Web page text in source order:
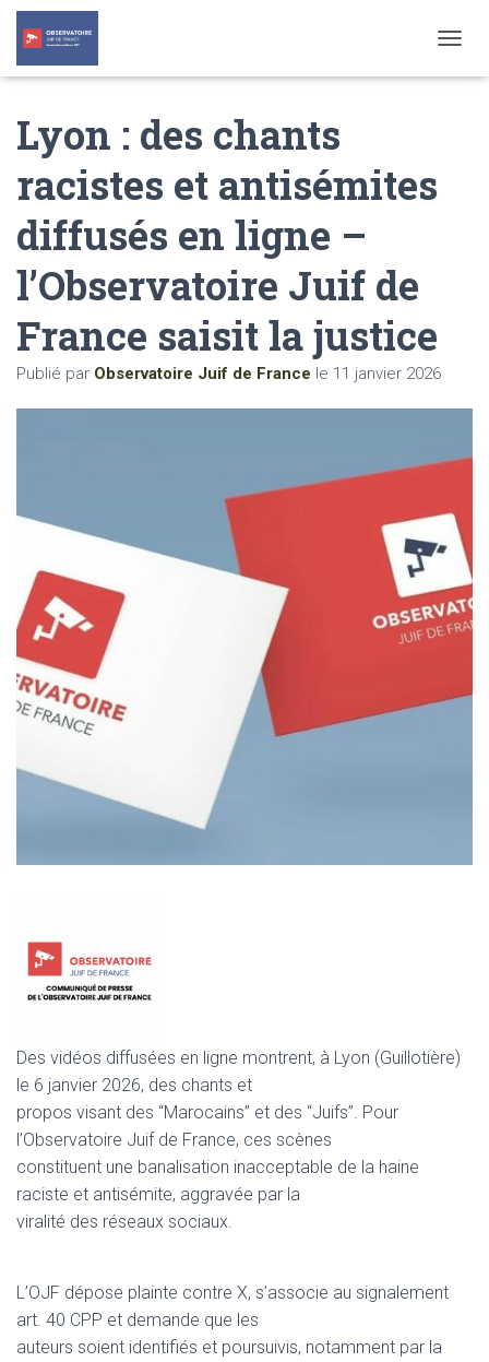
O
Lyon : des chants
racistes et antisémites
diffusés en ligne –
l’Observatoire Juif de
France saisit la justice
Publié par Observatoire Juif de France le 11 janvier 2026
Des vidéos diffusées en ligne montrent, à Lyon (Guillotière)
le 6 janvier 2026, des chants et
propos visant des “Marocains” et des “Juifs”. Pour
l’Observatoire Juif de France, ces scènes
constituent une banalisation inacceptable de la haine
raciste et antisémite, aggravée par la
viralité des réseaux sociaux.
L’OJF dépose plainte contre X, s’associe au signalement
art. 40 CPP et demande que les
auteurs soient identifiés et poursuivis, notamment par la